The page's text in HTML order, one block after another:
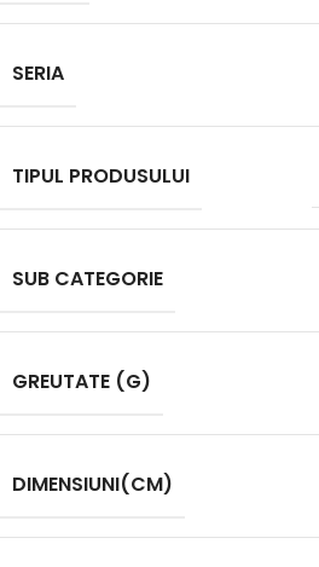
SERIA
TIPUL PRODUSULUI
SUB CATEGORIE
GREUTATE (G)
DIMENSIUNI(CM)